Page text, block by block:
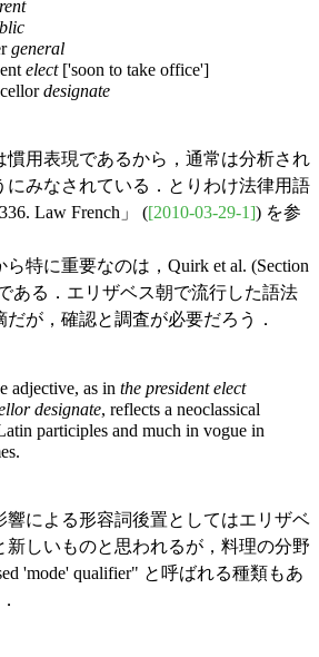
general
elect['soon to take office']
designate
用表現であるから，通常は分析され
にみなされている．とりわけ法律用語
Law French」 ([2010-03-29-1]) を参
特に重要なのは，Quirk et al. (Section
ある．エリザベス朝で流行した語法
だが，確認と調査が必要だろう．
adjective, as in the president elect
designate, reflects a neoclassical
participles and much in vogue in
による形容詞後置としてはエリザベ
新しいものと思われるが，料理の分野
'mode' qualifier" と呼ばれる種類もあ